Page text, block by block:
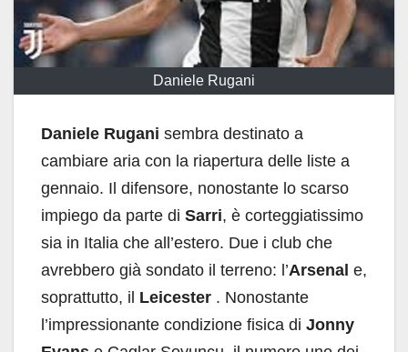
Daniele Rugani
Daniele Rugani sembra destinato a
cambiare aria con la riapertura delle liste a
gennaio. Il difensore, nonostante lo scarso
impiego da parte di Sarri, è corteggiatissimo
sia in Italia che all’estero. Due i club che
avrebbero già sondato il terreno: l’Arsenal e,
soprattutto, il Leicester . Nonostante
l’impressionante condizione fisica di Jonny